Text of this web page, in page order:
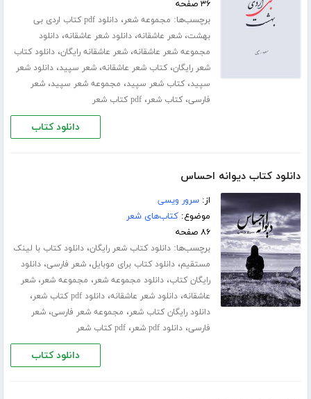
۳۶ صفحه
برچسب‌ها: مجموعه شعر،
دانلود pdf کتاب اردی بی
بهشت،شعر عاشقانه،دانلود شعر عاشقانه،دانلود
مجموعه شعر عاشقانه،شعر عاشقانه رایگان،دانلود کتاب
شعر رایگان،کتاب شعر عاشقانه،شعر سپید،دانلود شعر
سپید،کتاب شعر سپید، مجموعه شعر سپید،شعر
فارسی،کتاب شعر،pdf کتاب شعر
دانلود کتاب
دانلود کتاب دیوانه احساس
از:سرور ویسی
موضوع:کتاب‌های شعر
۸۶ صفحه
برچسب‌ها:دانلود کتاب شعر رایگان،دانلود کتاب با لینک
مستقیم،دانلود کتاب برای موبایل،شعر فارسی،دانلود
رایگان کتاب،دانلود مجموعه شعر، مجموعه شعر،شعر
عاشقانه،دانلود شعر عاشقانه،دانلود pdf کتاب شعر ،
دانلود رایگان کتاب شعر، مجموعه شعر فارسی،شعر
فارسی،دانلود pdf شعر ،pdf کتاب شعر
دانلود کتاب